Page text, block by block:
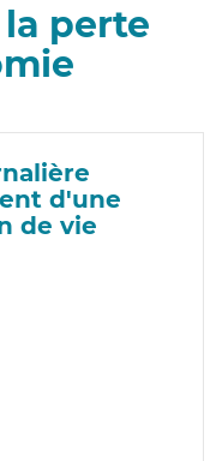
perte
d'une
de vie